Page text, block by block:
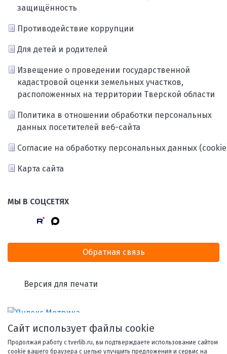
защищённость
Противодействие коррупции
Для детей и родителей
Извещение о проведении государственной
кадастровой оценки земельных участков,
расположенных на территории Тверской области
Политика в отношении обработки персональных
данных посетителей веб-сайта
Согласие на обработку персональных данных
Карта сайта
МЫ В СОЦСЕТЯХ
Обратная связь
Версия для печати
Сайт использует файлы cookie
Продолжая работу с tverlib.ru, вы подтверждаете использование сайтом
cookie вашего браузера с целью улучшить предложения и сервис на